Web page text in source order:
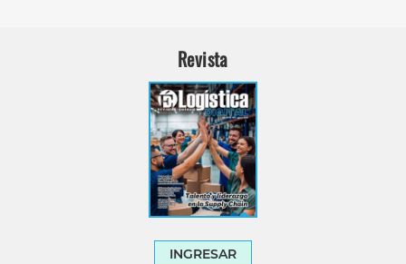
Revista
INGRESAR